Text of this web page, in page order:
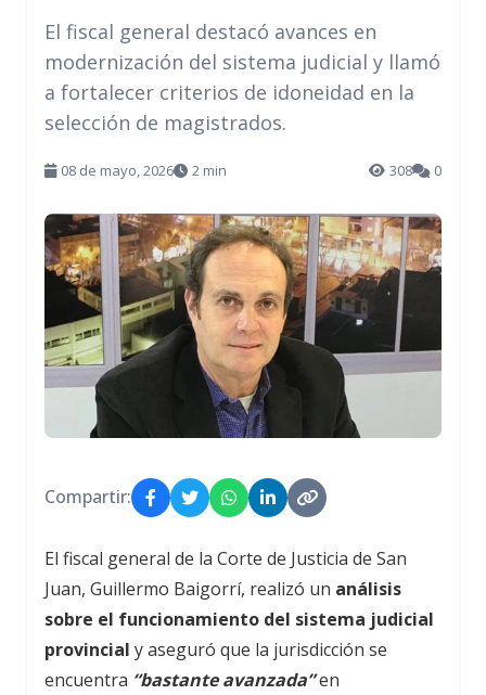
El fiscal general destacó avances en
modernización del sistema judicial y llamó
a fortalecer criterios de idoneidad en la
selección de magistrados.
08 de mayo, 2026 2 min 308 0
Compartir:
El fiscal general de la Corte de Justicia de San
Juan, Guillermo Baigorrí, realizó un análisis
sobre el funcionamiento del sistema judicial
provincial y aseguró que la jurisdicción se
encuentra “bastante avanzada”en